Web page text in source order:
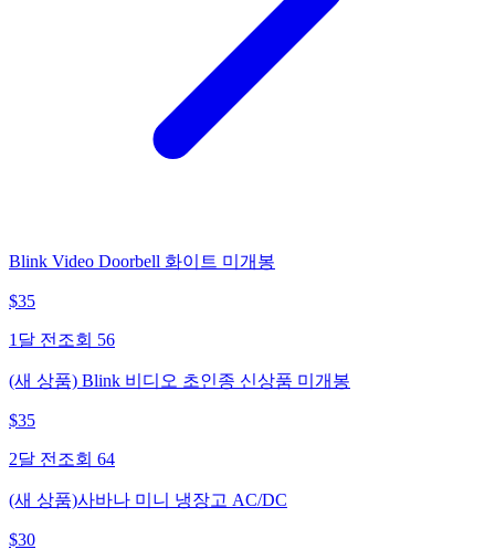
Blink Video Doorbell 화이트 미개봉
$35
1달 전 조회 56
(새 상품) Blink 비디오 초인종 신상품 미개봉
$35
2달 전 조회 64
(새 상품)사바나 미니 냉장고 AC/DC
$30